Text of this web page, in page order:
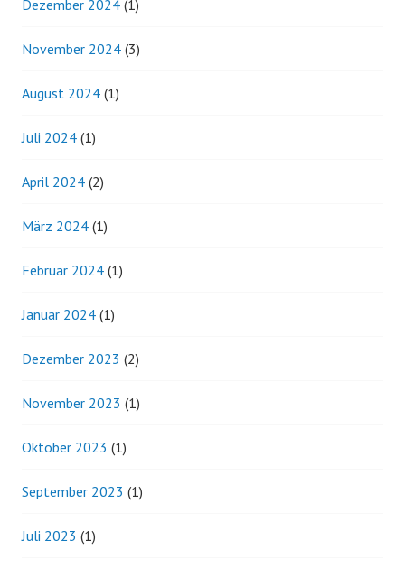
Dezember 2024 (1)
November 2024 (3)
August 2024 (1)
Juli 2024 (1)
April 2024 (2)
März 2024 (1)
Februar 2024 (1)
Januar 2024 (1)
Dezember 2023 (2)
November 2023 (1)
Oktober 2023 (1)
September 2023 (1)
Juli 2023 (1)